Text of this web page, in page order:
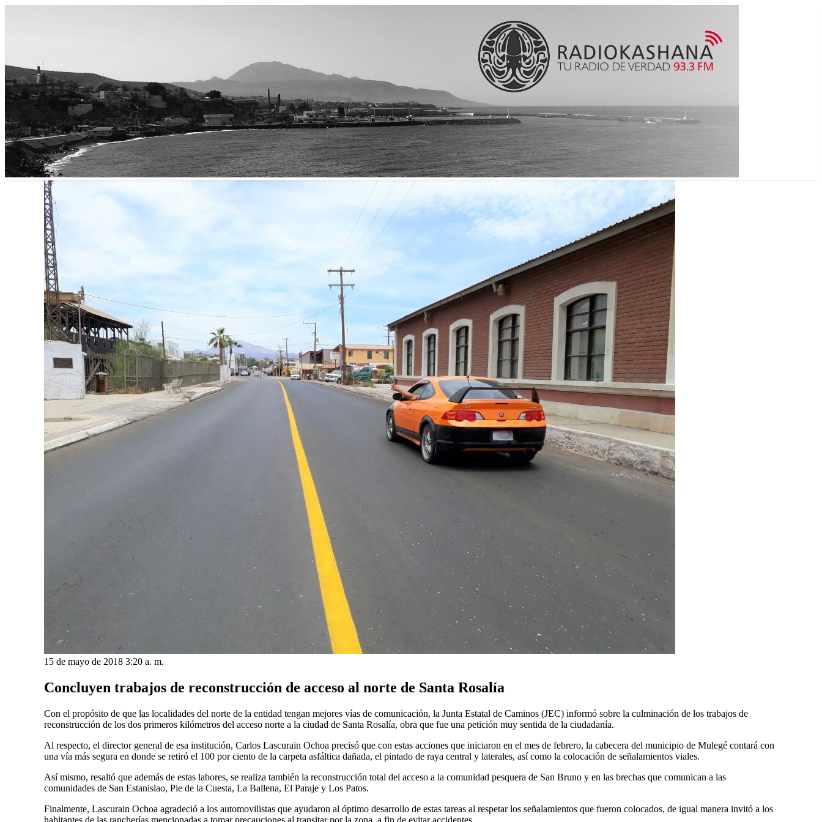
15 de mayo de 2018 3:20 a. m.
Concluyen trabajos de reconstrucción de acceso al norte de Santa Rosalía
Con el propósito de que las localidades del norte de la entidad tengan mejores vías de comunicación, la Junta Estatal de Caminos (JEC) informó sobre la culminación de los trabajos de
reconstrucción de los dos primeros kilómetros del acceso norte a la ciudad de Santa Rosalía, obra que fue una petición muy sentida de la ciudadanía.
Al respecto, el director general de esa institución, Carlos Lascurain Ochoa precisó que con estas acciones que iniciaron en el mes de febrero, la cabecera del municipio de Mulegé contará con
una vía más segura en donde se retiró el 100 por ciento de la carpeta asfáltica dañada, el pintado de raya central y laterales, así como la colocación de señalamientos viales.
Así mismo, resaltó que además de estas labores, se realiza también la reconstrucción total del acceso a la comunidad pesquera de San Bruno y en las brechas que comunican a las
comunidades de San Estanislao, Pie de la Cuesta, La Ballena, El Paraje y Los Patos.
Finalmente, Lascurain Ochoa agradeció a los automovilistas que ayudaron al óptimo desarrollo de estas tareas al respetar los señalamientos que fueron colocados, de igual manera invitó a los
habitantes de las rancherías mencionadas a tomar precauciones al transitar por la zona, a fin de evitar accidentes.